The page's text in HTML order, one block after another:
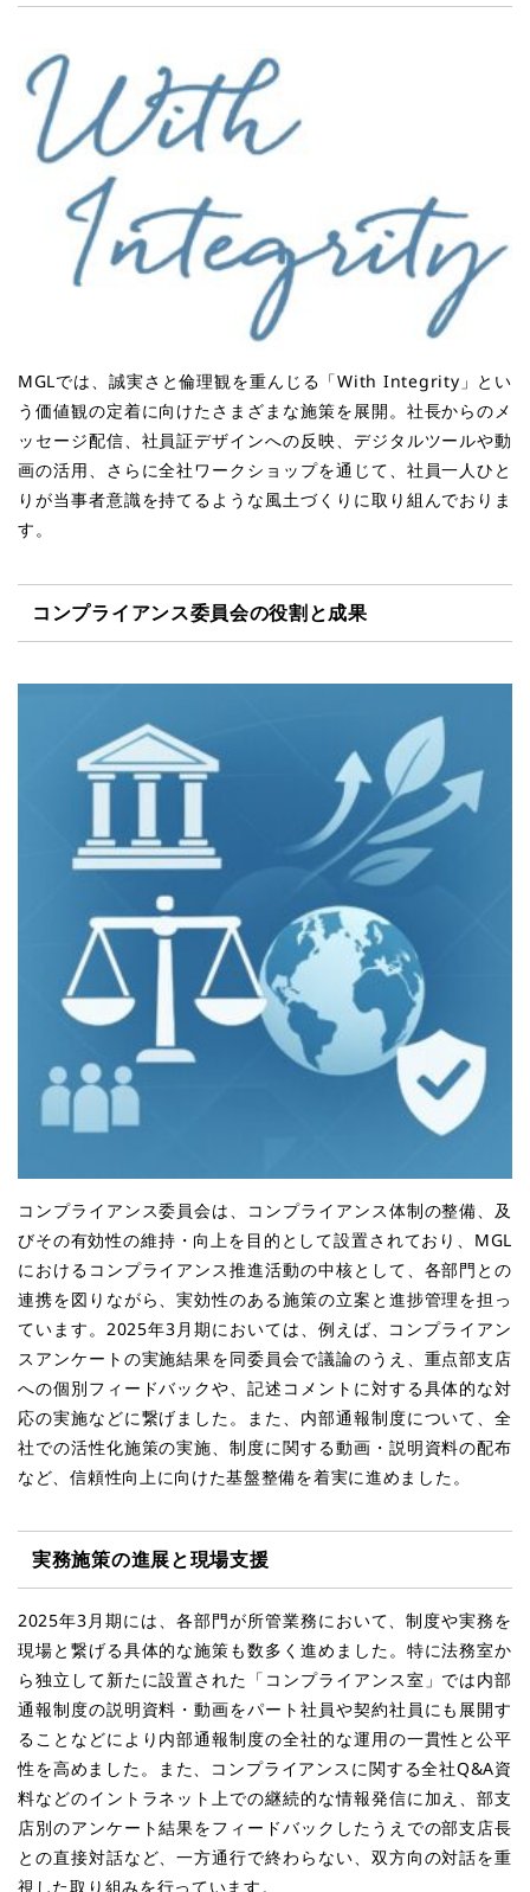
MGLでは、誠実さと倫理観を重んじる「With Integrity」とい
う価値観の定着に向けたさまざまな施策を展開。社長からのメ
ッセージ配信、社員証デザインへの反映、デジタルツールや動
画の活用、さらに全社ワークショップを通じて、社員一人ひと
りが当事者意識を持てるような風土づくりに取り組んでおりま
す。
コンプライアンス委員会の役割と成果
コンプライアンス委員会は、コンプライアンス体制の整備、及
びその有効性の維持・向上を目的として設置されており、MGL
におけるコンプライアンス推進活動の中核として、各部門との
連携を図りながら、実効性のある施策の立案と進捗管理を担っ
ています。2025年3月期においては、例えば、コンプライアン
スアンケートの実施結果を同委員会で議論のうえ、重点部支店
への個別フィードバックや、記述コメントに対する具体的な対
応の実施などに繋げました。また、内部通報制度について、全
社での活性化施策の実施、制度に関する動画・説明資料の配布
など、信頼性向上に向けた基盤整備を着実に進めました。
実務施策の進展と現場支援
2025年3月期には、各部門が所管業務において、制度や実務を
現場と繋げる具体的な施策も数多く進めました。特に法務室か
ら独立して新たに設置された「コンプライアンス室」では内部
通報制度の説明資料・動画をパート社員や契約社員にも展開す
ることなどにより内部通報制度の全社的な運用の一貫性と公平
性を高めました。また、コンプライアンスに関する全社Q&A資
料などのイントラネット上での継続的な情報発信に加え、部支
店別のアンケート結果をフィードバックしたうえでの部支店長
との直接対話など、一方通行で終わらない、双方向の対話を重
視した取り組みを行っています。